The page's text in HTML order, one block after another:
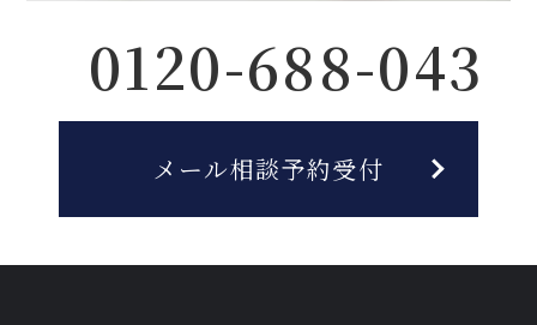
0120-688-043
メール相談予約受付